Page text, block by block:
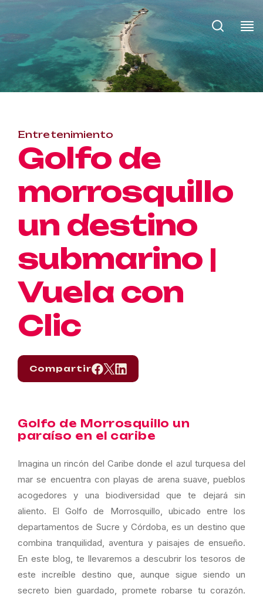
Entretenimiento
Golfo de
morrosquillo
un destino
submarino |
Vuela con
Clic
Compartir
Golfo de Morrosquillo un
paraíso en el caribe
Imagina un rincón del Caribe donde el azul turquesa del
mar se encuentra con playas de arena suave, pueblos
acogedores y una biodiversidad que te dejará sin
aliento. El Golfo de Morrosquillo, ubicado entre los
departamentos de Sucre y Córdoba, es un destino que
combina tranquilidad, aventura y paisajes de ensueño.
En este blog, te llevaremos a descubrir los tesoros de
este increíble destino que, aunque sigue siendo un
secreto bien guardado, promete robarse tu corazón.